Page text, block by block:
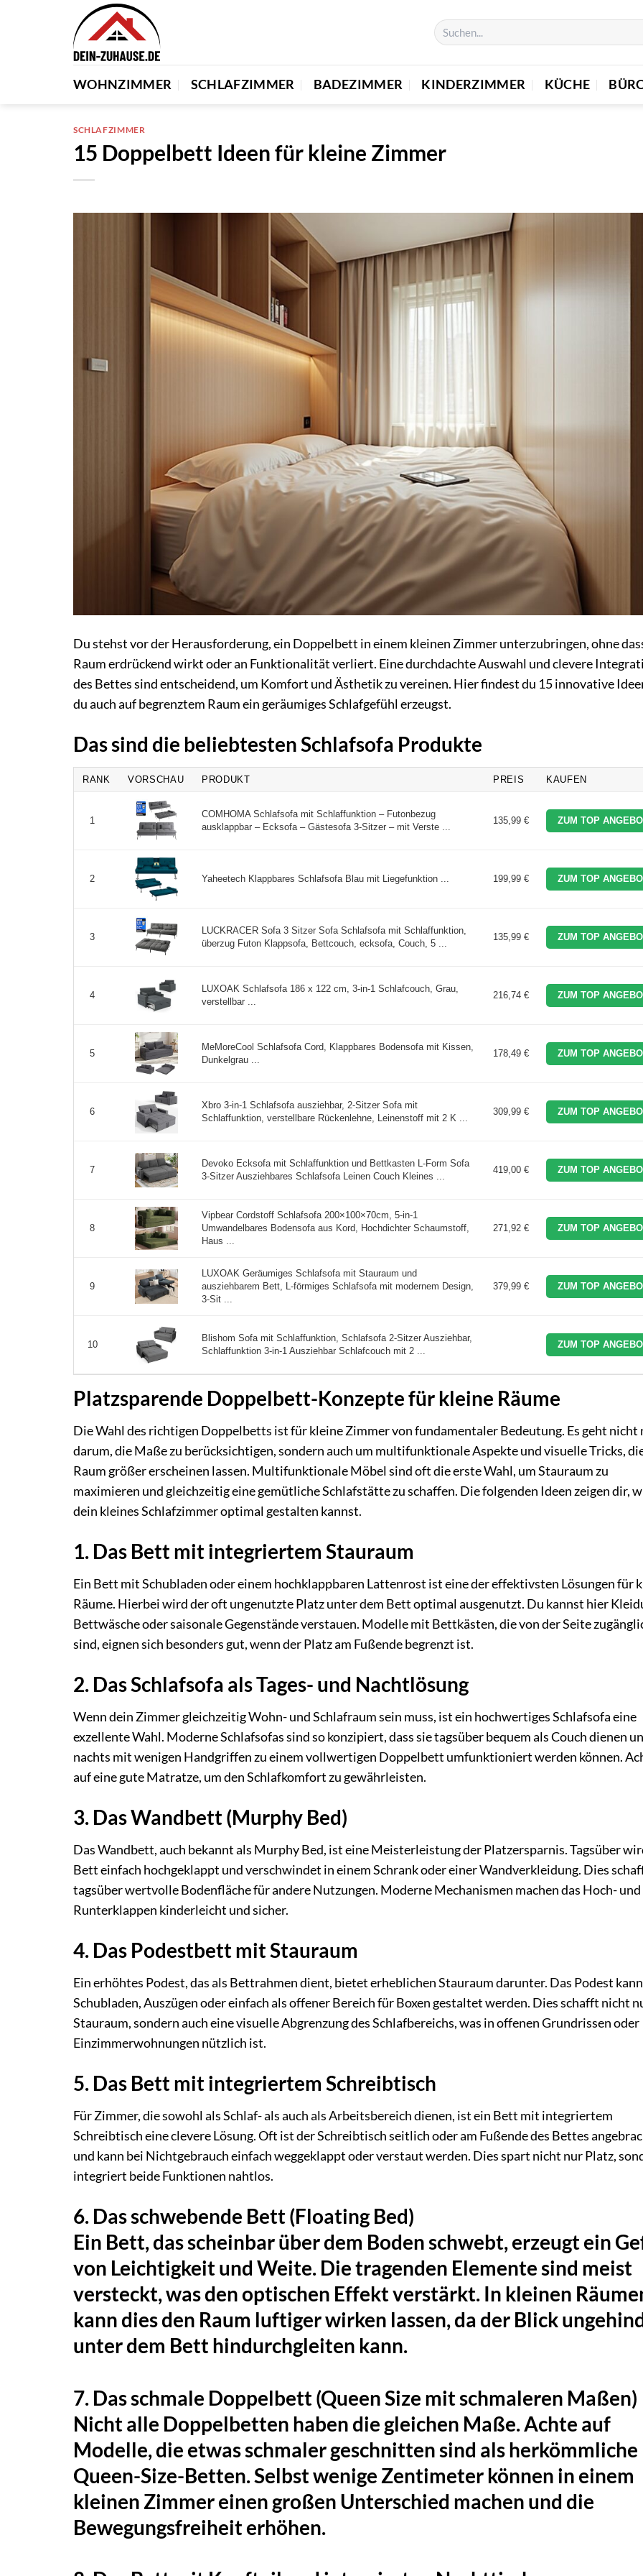
WOHNZIMMER SCHLAFZIMMER BADEZIMMER KINDERZIMMER KÜCHE
SCHLAFZIMMER
15 Doppelbett Ideen für kleine Zimmer
Du stehst vor der Herausforderung, ein Doppelbett in einem kleinen Zimmer unterzubringen, ohne
Raum erdrückend wirkt oder an Funktionalität verliert. Eine durchdachte Auswahl und clevere
des Bettes sind entscheidend, um Komfort und Ästhetik zu vereinen. Hier findest du 15 innovative
du auch auf begrenztem Raum ein geräumiges Schlafgefühl erzeugst.
Das sind die beliebtesten Schlafsofa Produkte
RANK VORSCHAU PRODUKT PREIS KAUFEN
1
COMHOMA Schlafsofa mit Schlaffunktion – Futonbezug
ausklappbar – Ecksofa – Gästesofa 3-Sitzer – mit Verste ...
135,99 € ZUM TOP
2 Yaheetech Klappbares Schlafsofa Blau mit Liegefunktion ... 199,99 € ZUM TOP
3
LUCKRACER Sofa 3 Sitzer Sofa Schlafsofa mit Schlaffunktion,
überzug Futon Klappsofa, Bettcouch, ecksofa, Couch, 5 ...
135,99 € ZUM TOP
4
LUXOAK Schlafsofa 186 x 122 cm, 3-in-1 Schlafcouch, Grau,
verstellbar ...
216,74 € ZUM TOP
5
MeMoreCool Schlafsofa Cord, Klappbares Bodensofa mit Kissen,
Dunkelgrau ...
178,49 € ZUM TOP
6
Xbro 3-in-1 Schlafsofa ausziehbar, 2-Sitzer Sofa mit
Schlaffunktion, verstellbare Rückenlehne, Leinenstoff mit 2 K ...
309,99 € ZUM TOP
7
Devoko Ecksofa mit Schlaffunktion und Bettkasten L-Form Sofa
3-Sitzer Ausziehbares Schlafsofa Leinen Couch Kleines ...
419,00 € ZUM TOP
8
Vipbear Cordstoff Schlafsofa 200×100×70cm, 5-in-1
Umwandelbares Bodensofa aus Kord, Hochdichter Schaumstoff,
Haus ...
271,92 € ZUM TOP
9
LUXOAK Geräumiges Schlafsofa mit Stauraum und
ausziehbarem Bett, L-förmiges Schlafsofa mit modernem Design,
3-Sit ...
379,99 € ZUM TOP
10
Blishom Sofa mit Schlaffunktion, Schlafsofa 2-Sitzer Ausziehbar,
Schlaffunktion 3-in-1 Ausziehbar Schlafcouch mit 2 ...
ZUM TOP
Platzsparende Doppelbett-Konzepte für kleine Räume
Die Wahl des richtigen Doppelbetts ist für kleine Zimmer von fundamentaler Bedeutung. Es geht nicht
darum, die Maße zu berücksichtigen, sondern auch um multifunktionale Aspekte und visuelle Tricks,
Raum größer erscheinen lassen. Multifunktionale Möbel sind oft die erste Wahl, um Stauraum zu
maximieren und gleichzeitig eine gemütliche Schlafstätte zu schaffen. Die folgenden Ideen zeigen dir,
dein kleines Schlafzimmer optimal gestalten kannst.
1. Das Bett mit integriertem Stauraum
Ein Bett mit Schubladen oder einem hochklappbaren Lattenrost ist eine der effektivsten Lösungen für
Räume. Hierbei wird der oft ungenutzte Platz unter dem Bett optimal ausgenutzt. Du kannst hier
Bettwäsche oder saisonale Gegenstände verstauen. Modelle mit Bettkästen, die von der Seite
sind, eignen sich besonders gut, wenn der Platz am Fußende begrenzt ist.
2. Das Schlafsofa als Tages- und Nachtlösung
Wenn dein Zimmer gleichzeitig Wohn- und Schlafraum sein muss, ist ein hochwertiges Schlafsofa eine
exzellente Wahl. Moderne Schlafsofas sind so konzipiert, dass sie tagsüber bequem als Couch dienen
nachts mit wenigen Handgriffen zu einem vollwertigen Doppelbett umfunktioniert werden können.
auf eine gute Matratze, um den Schlafkomfort zu gewährleisten.
3. Das Wandbett (Murphy Bed)
Das Wandbett, auch bekannt als Murphy Bed, ist eine Meisterleistung der Platzersparnis. Tagsüber
Bett einfach hochgeklappt und verschwindet in einem Schrank oder einer Wandverkleidung. Dies
tagsüber wertvolle Bodenfläche für andere Nutzungen. Moderne Mechanismen machen das Hoch- und
Runterklappen kinderleicht und sicher.
4. Das Podestbett mit Stauraum
Ein erhöhtes Podest, das als Bettrahmen dient, bietet erheblichen Stauraum darunter. Das Podest
Schubladen, Auszügen oder einfach als offener Bereich für Boxen gestaltet werden. Dies schafft nicht
Stauraum, sondern auch eine visuelle Abgrenzung des Schlafbereichs, was in offenen Grundrissen oder
Einzimmerwohnungen nützlich ist.
5. Das Bett mit integriertem Schreibtisch
Für Zimmer, die sowohl als Schlaf- als auch als Arbeitsbereich dienen, ist ein Bett mit integriertem
Schreibtisch eine clevere Lösung. Oft ist der Schreibtisch seitlich oder am Fußende des Bettes
und kann bei Nichtgebrauch einfach weggeklappt oder verstaut werden. Dies spart nicht nur Platz,
integriert beide Funktionen nahtlos.
6. Das schwebende Bett (Floating Bed)
Ein Bett, das scheinbar über dem Boden schwebt, erzeugt ein
von Leichtigkeit und Weite. Die tragenden Elemente sind meist
versteckt, was den optischen Effekt verstärkt. In kleinen
kann dies den Raum luftiger wirken lassen, da der Blick
unter dem Bett hindurchgleiten kann.
7. Das schmale Doppelbett (Queen Size mit schmaleren Maßen)
Nicht alle Doppelbetten haben die gleichen Maße. Achte auf
Modelle, die etwas schmaler geschnitten sind als herkömmliche
Queen-Size-Betten. Selbst wenige Zentimeter können in einem
kleinen Zimmer einen großen Unterschied machen und die
Bewegungsfreiheit erhöhen.